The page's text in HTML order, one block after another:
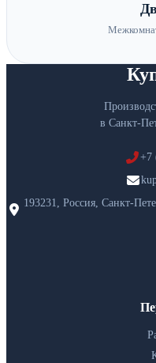
в Санкт-
+7
193231, Россия, Санкт-